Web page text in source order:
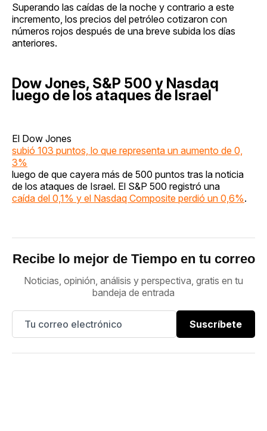
Superando las caídas de la noche y contrario a este
incremento, los precios del petróleo cotizaron con
números rojos después de una breve subida los días
anteriores.
Dow Jones, S&P 500 y Nasdaq
luego de los ataques de Israel
El Dow Jones
subió 103 puntos, lo que representa un aumento de 0,
3%
luego de que cayera más de 500 puntos tras la noticia
de los ataques de Israel. El S&P 500 registró una
caída del 0,1% y el Nasdaq Composite perdió un 0,6%.
Recibe lo mejor de Tiempo en tu correo
Noticias, opinión, análisis y perspectiva, gratis en tu
bandeja de entrada
Suscríbete